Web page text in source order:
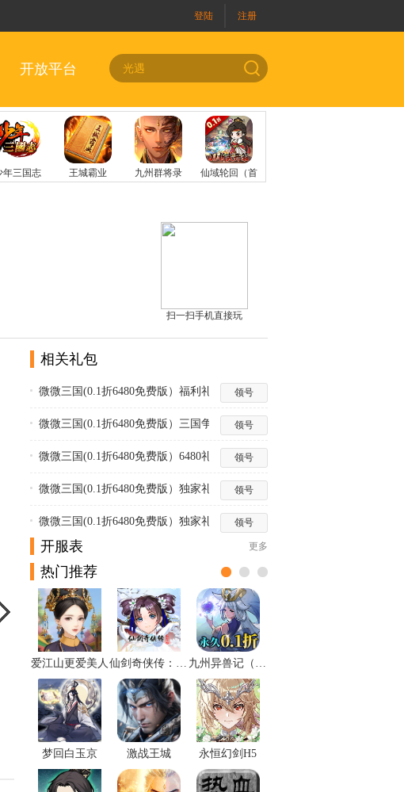
登陆 注册
开放平台
扫一扫手机直接玩
相关礼包
微微三国(0.1折6480免费版）福利礼包 领号
微微三国(0.1折6480免费版）三国争霸礼包领号
微微三国(0.1折6480免费版）6480礼包 领号
微微三国(0.1折6480免费版）独家礼包2 领号
微微三国(0.1折6480免费版）独家礼包1 领号
开服表 更多
热门推荐
爱江山更爱美人 仙剑奇侠传：新的开始 九州异兽记（0.1折）
梦回白玉京 激战王城 永恒幻剑H5